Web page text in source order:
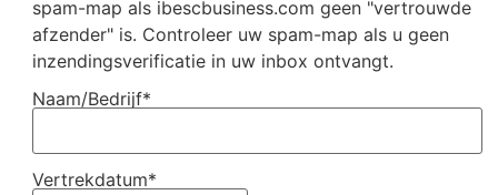
spam-map als ibescbusiness.com geen "vertrouwde
afzender" is. Controleer uw spam-map als u geen
inzendingsverificatie in uw inbox ontvangt.
Naam/Bedrijf*
Vertrekdatum*